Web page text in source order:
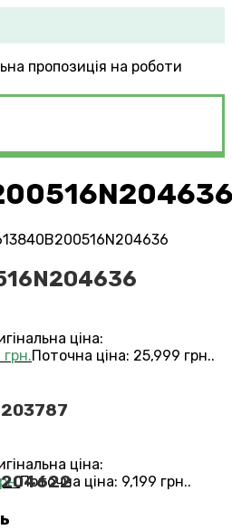
пропозиція на роботи
ціна:
грн.Поточна ціна: 25,999 грн..
ціна:
Поточна ціна: 9,199 грн..